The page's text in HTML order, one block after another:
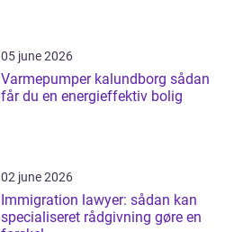
05 june 2026
Varmepumper kalundborg sådan
får du en energieffektiv bolig
02 june 2026
Immigration lawyer: sådan kan
specialiseret rådgivning gøre en